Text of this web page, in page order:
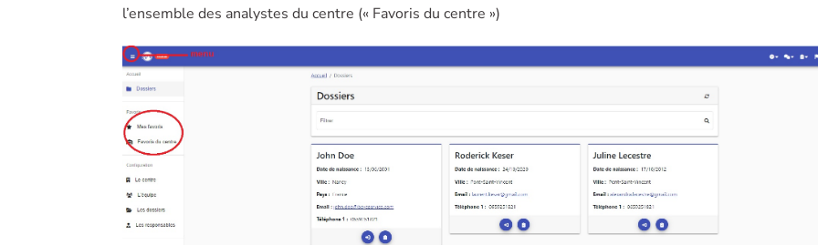
l’ensemble des analystes du centre (« Favoris du centre »)